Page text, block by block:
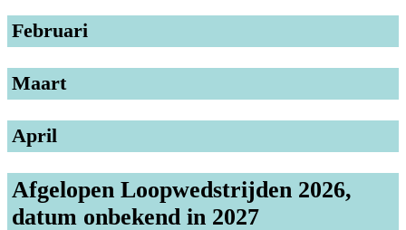
Februari
Maart
April
Afgelopen Loopwedstrijden 2026,
datum onbekend in 2027